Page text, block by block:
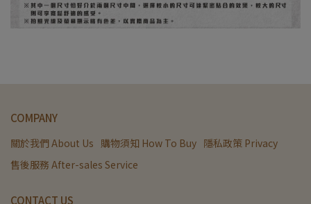
COMPANY
關於我們 About Us 購物須知 How To Buy 隱私政策 Privacy
售後服務 After-sales Service
CONTACT US